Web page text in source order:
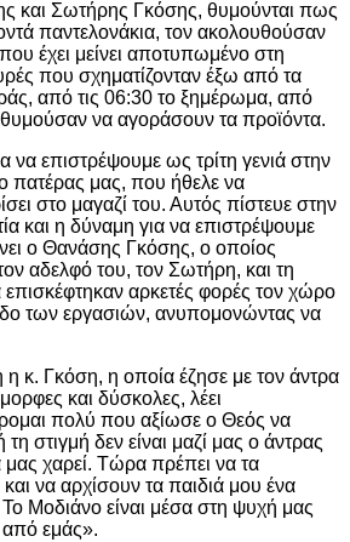
και Σωτήρης Γκόσης, θυμούνται πως
παντελονάκια, τον ακολουθούσαν
έχει μείνει αποτυπωμένο στη
που σχηματίζονταν έξω από τα
από τις 06:30 το ξημέρωμα, από
να αγοράσουν τα προϊόντα.
να επιστρέψουμε ως τρίτη γενιά στην
πατέρας μας, που ήθελε να
στο μαγαζί του. Αυτός πίστευε στην
και η δύναμη για να επιστρέψουμε
ο Θανάσης Γκόσης, ο οποίος
αδελφό του, τον Σωτήρη, και τη
επισκέφτηκαν αρκετές φορές τον χώρο
των εργασιών, ανυπομονώντας να
η κ. Γκόση, η οποία έζησε με τον άντρα
και δύσκολες, λέει
πολύ που αξίωσε ο Θεός να
στιγμή δεν είναι μαζί μας ο άντρας
μας χαρεί. Τώρα πρέπει να τα
να αρχίσουν τα παιδιά μου ένα
Το Μοδιάνο είναι μέσα στη ψυχή μας
από εμάς».